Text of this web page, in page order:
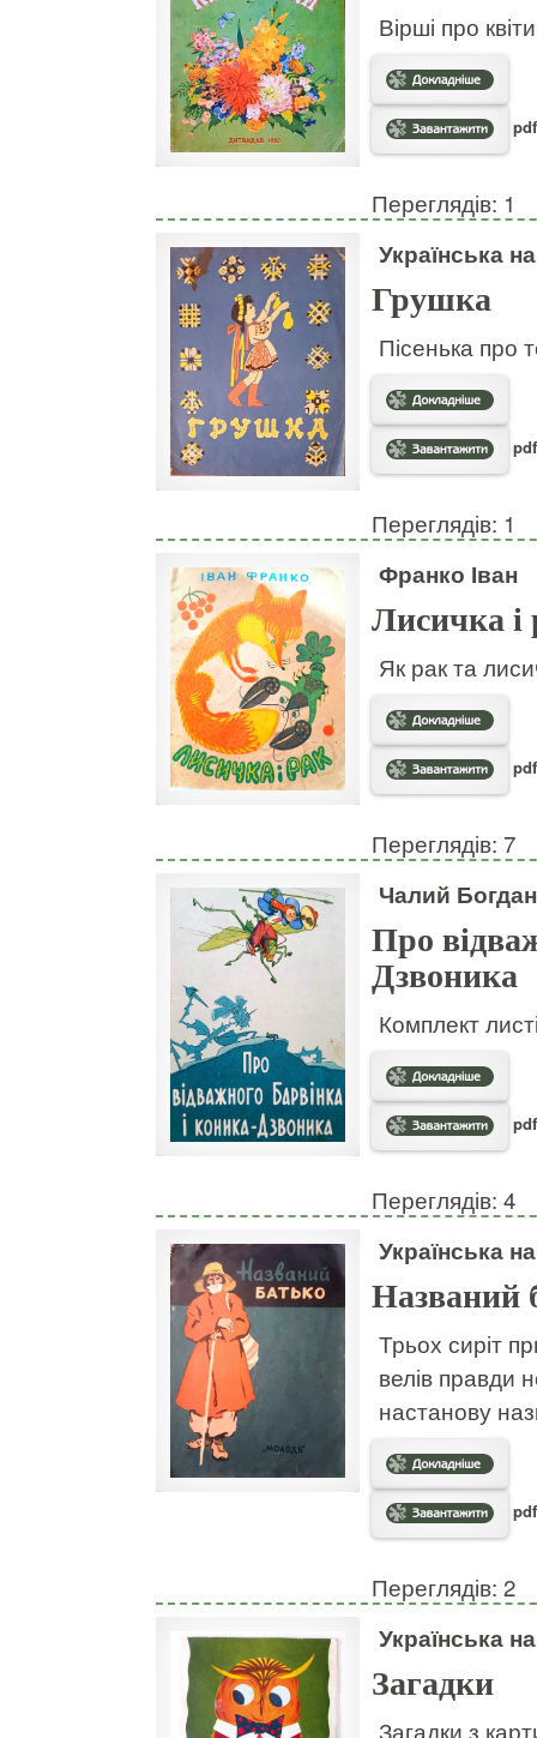
Вірші про
Переглядів: 1
Українська
Грушка
Пісенька про
Переглядів: 1
Франко Іван
Лисичка і
Як рак та
Переглядів: 7
Чалий
Про
Дзвоника
Комплект
Переглядів: 4
Українська
Названий
Трьох сиріт
велів правди
настанову
Переглядів: 2
Українська
Загадки
Загадки з